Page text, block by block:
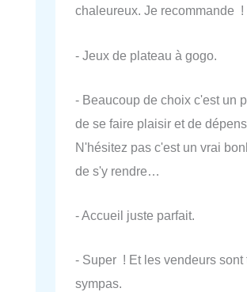
chaleureux. Je recommande !
- Jeux de plateau à gogo.
- Beaucoup de choix c'est un
de se faire plaisir et de
N'hésitez pas c'est un vrai
de s'y rendre…
- Accueil juste parfait.
- Super ! Et les vendeurs sont
sympas.